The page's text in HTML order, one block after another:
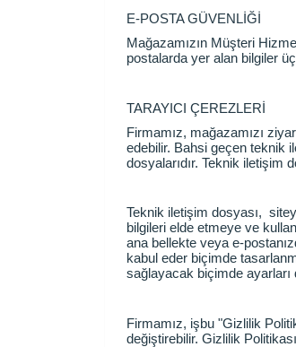
E-POSTA GÜVENLİĞİ
Mağazamızın Müşteri
postalarda yer alan bilgiler
TARAYICI ÇEREZLERİ
Firmamız, mağazamızı
edebilir. Bahsi geçen teknik
dosyalarıdır. Teknik iletişim
Teknik iletişim dosyası,
bilgileri elde etmeye ve
ana bellekte veya e-
kabul eder biçimde
sağlayacak biçimde ayarları
Firmamız, işbu "Gizlilik
değiştirebilir. Gizlilik